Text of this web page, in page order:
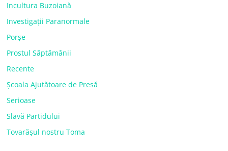
Incultura Buzoiană
Investigații Paranormale
Porșe
Prostul Săptămânii
Recente
Școala Ajutătoare de Presă
Serioase
Slavă Partidului
Tovarășul nostru Toma